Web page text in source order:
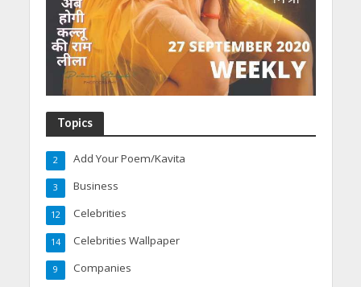
Topics
Add Your Poem/Kavita
2
Business
3
Celebrities
12
Celebrities Wallpaper
14
Companies
9